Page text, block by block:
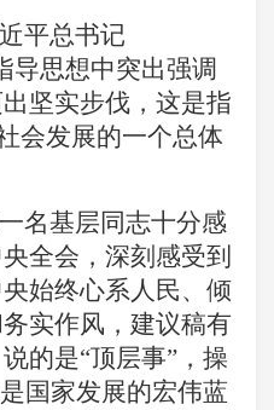
平总书记
导思想中突出强调
坚实步伐，这是指
会发展的一个总体
名基层同志十分感
全会，深刻感受到
始终心系人民、倾
实作风，建议稿有
的是“顶层事”，操
国家发展的宏伟蓝